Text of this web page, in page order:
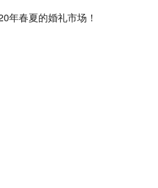
年春夏的婚礼市场！